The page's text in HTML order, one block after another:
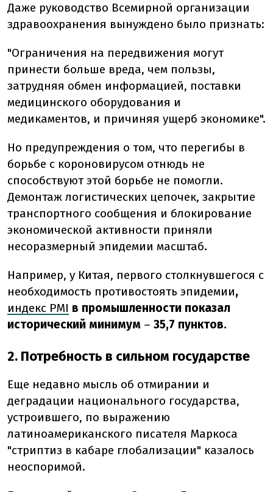
Даже руководство Всемирной организации
здравоохранения вынуждено было признать:
"Ограничения на передвижения могут
принести больше вреда, чем пользы,
затрудняя обмен информацией, поставки
медицинского оборудования и
медикаментов, и причиняя ущерб экономике".
Но предупреждения о том, что перегибы в
борьбе с короновирусом отнюдь не
способствуют этой борьбе не помогли.
Демонтаж логистических цепочек, закрытие
транспортного сообщения и блокирование
экономической активности приняли
несоразмерный эпидемии масштаб.
Например, у Китая, первого столкнувшегося с
необходимость противостоять эпидемии,
индекс PMI в промышленности показал
исторический минимум – 35,7 пунктов.
2. Потребность в сильном государстве
Еще недавно мысль об отмирании и
деградации национального государства,
устроившего, по выражению
латиноамериканского писателя Маркоса
"стриптиз в кабаре глобализации" казалось
неоспоримой.